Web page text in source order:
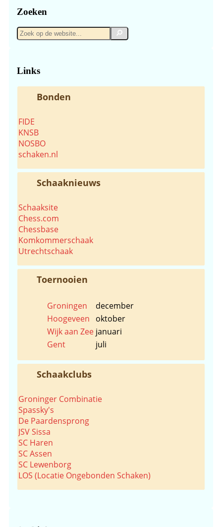
Zoeken
Zoek
op
Zoek
Links
Bonden
FIDE
KNSB
NOSBO
schaken.nl
Schaaknieuws
Schaaksite
Chess.com
Chessbase
Komkommerschaak
Utrechtschaak
Toernooien
Groningen
december
Hoogeveen
oktober
Wijk aan Zee januari
Gent
juli
Schaakclubs
Groninger Combinatie
Spassky's
De Paardensprong
JSV Sissa
SC Haren
SC Assen
SC Lewenborg
LOS (Locatie Ongebonden Schaken)